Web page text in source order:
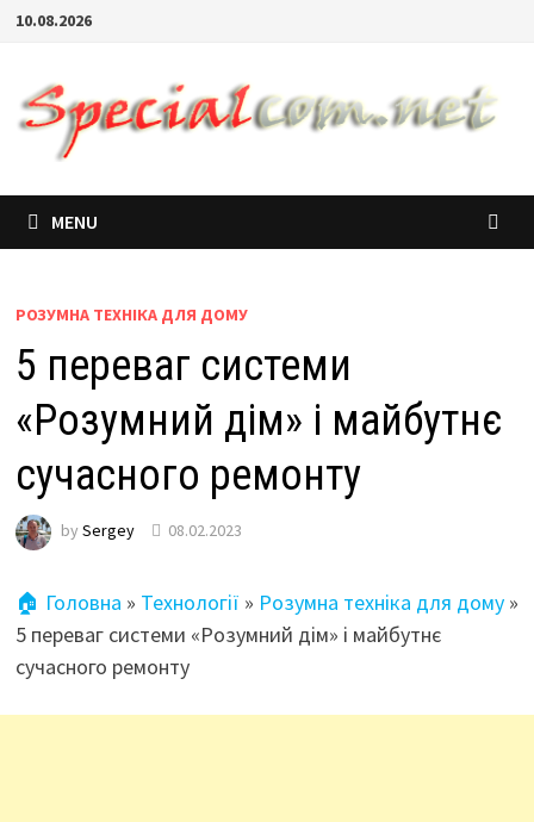
10.08.2026
MENU
РОЗУМНА ТЕХНІКА ДЛЯ ДОМУ
5 переваг системи
«Розумний дім» і майбутнє
сучасного ремонту
by Sergey 08.02.2023
🏠 Головна » Технології » Розумна техніка для дому»
5 переваг системи «Розумний дім» і майбутнє
сучасного ремонту